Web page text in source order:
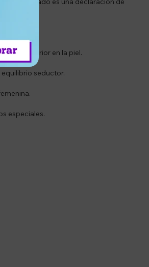
superior en la piel.
seductor.
especiales.